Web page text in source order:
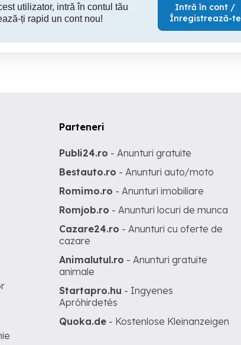
utilizator, intră în contul tău
ți rapid un cont nou!
Intră în cont /
Înregistrează-te
Parteneri
Publi24.ro - Anunturi gratuite
Bestauto.ro - Anunturi auto/moto
Romimo.ro - Anunturi imobiliare
Romjob.ro - Anunturi locuri de munca
Cazare24.ro - Anunturi cu oferte de
cazare
Animalutul.ro - Anunturi gratuite
animale
Startapro.hu - Ingyenes
Apróhirdetés
Quoka.de - Kostenlose Kleinanzeigen